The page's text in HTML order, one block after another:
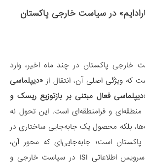
در سیاست خارجی پاکستان
خارجی پاکستان در چند ماه اخیر، وارد
ویژگی اصلی آن، انتقال از «دیپلماسی
فعال مبتنی بر بازتوزیع ریسک و
و فرامنطقه‌ای است. این تحول نه
بلکه محصول یک جابه‌جایی ساختاری در
است؛ جابه‌جایی‌ای که محور آن،
تثبیت نقش ارتش و سرویس اطلاعاتی ISI در سیاست خارجی و